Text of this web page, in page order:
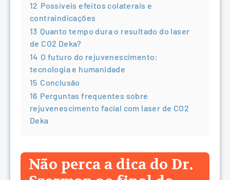
12 Possíveis efeitos colaterais e
contraindicações
13 Quanto tempo dura o resultado do laser
de CO2 Deka?
14 O futuro do rejuvenescimento:
tecnologia e humanidade
15 Conclusão
16 Perguntas frequentes sobre
rejuvenescimento facial com laser de CO2
Deka
Não perca a dica do Dr.